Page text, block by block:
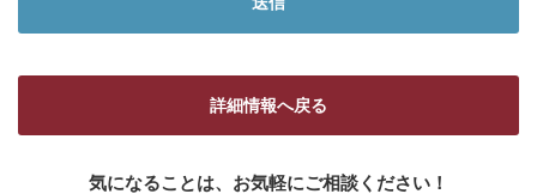
詳細情報へ戻る
気になることは、お気軽にご相談ください！